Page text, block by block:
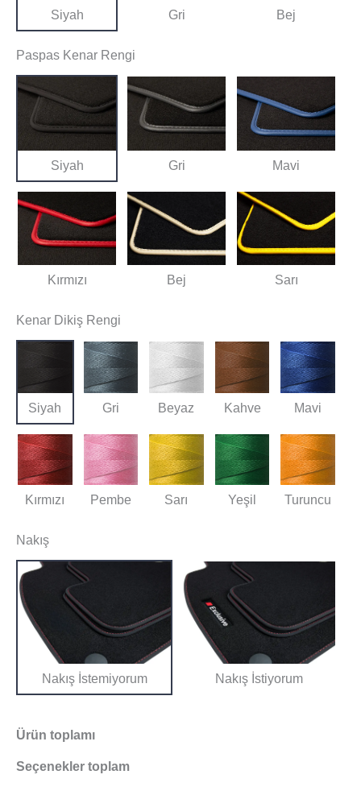
Siyah Gri Bej
Paspas Kenar Rengi
Siyah Gri Mavi
Kırmızı Bej Sarı
Kenar Dikiş Rengi
Siyah Gri Beyaz Kahve Mavi
Kırmızı Pembe Sarı Yeşil Turuncu
Nakış
Nakış İstemiyorum Nakış İstiyorum
Ürün toplamı
Seçenekler toplam